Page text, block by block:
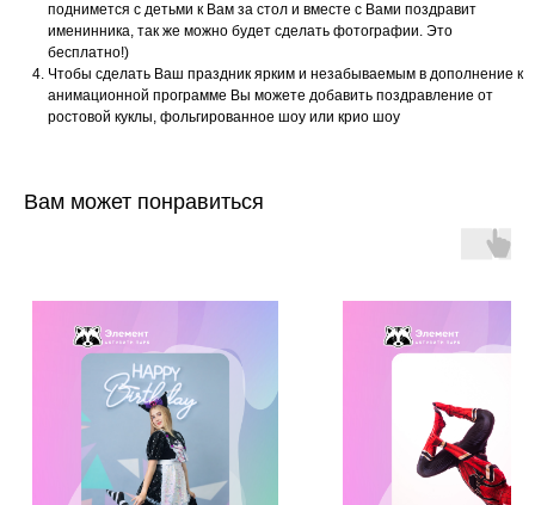
поднимется с детьми к Вам за стол и вместе с Вами поздравит
именинника, так же можно будет сделать фотографии. Это
бесплатно!)
Чтобы сделать Ваш праздник ярким и незабываемым в дополнение к
анимационной программе Вы можете добавить поздравление от
ростовой куклы, фольгированное шоу или крио шоу
Вам может понравиться